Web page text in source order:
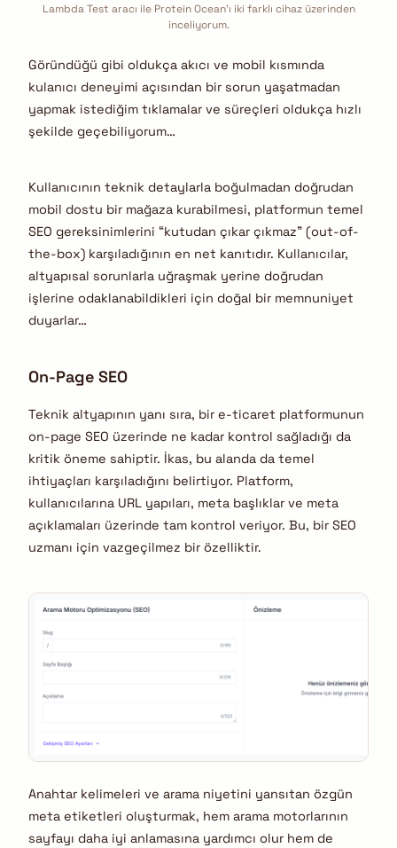
Lambda Test aracı ile Protein Ocean’ı iki farklı cihaz üzerinden
inceliyorum.
Göründüğü gibi oldukça akıcı ve mobil kısmında
kulanıcı deneyimi açısından bir sorun yaşatmadan
yapmak istediğim tıklamalar ve süreçleri oldukça hızlı
şekilde geçebiliyorum…
Kullanıcının teknik detaylarla boğulmadan doğrudan
mobil dostu bir mağaza kurabilmesi, platformun temel
SEO gereksinimlerini “kutudan çıkar çıkmaz” (out-of-
the-box) karşıladığının en net kanıtıdır. Kullanıcılar,
altyapısal sorunlarla uğraşmak yerine doğrudan
işlerine odaklanabildikleri için doğal bir memnuniyet
duyarlar…
On-Page SEO
Teknik altyapının yanı sıra, bir e-ticaret platformunun
on-page SEO üzerinde ne kadar kontrol sağladığı da
kritik öneme sahiptir. İkas, bu alanda da temel
ihtiyaçları karşıladığını belirtiyor. Platform,
kullanıcılarına URL yapıları, meta başlıklar ve meta
açıklamaları üzerinde tam kontrol veriyor. Bu, bir SEO
uzmanı için vazgeçilmez bir özelliktir.
Anahtar kelimeleri ve arama niyetini yansıtan özgün
meta etiketleri oluşturmak, hem arama motorlarının
sayfayı daha iyi anlamasına yardımcı olur hem de